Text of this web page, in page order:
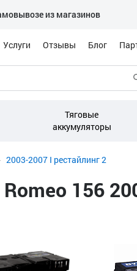
из магазинов
Услуги Отзывы Блог
Тяговые
аккумуляторы
2003-2007 I рестайлинг 2
156